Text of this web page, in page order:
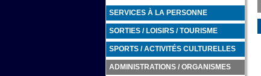
SERVICES À LA PERSONNE
SORTIES / LOISIRS / TOURISME
SPORTS / ACTIVITÉS CULTURELLES
ADMINISTRATIONS / ORGANISMES